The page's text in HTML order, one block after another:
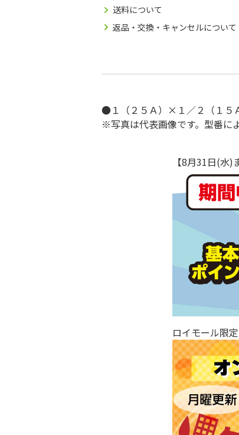
送料について
返品・交換・キャンセルについて
●１（２５Ａ）×１／２（１５Ａ
※写真は代表画像です。型番に
【8月31日(水
ロイモール限